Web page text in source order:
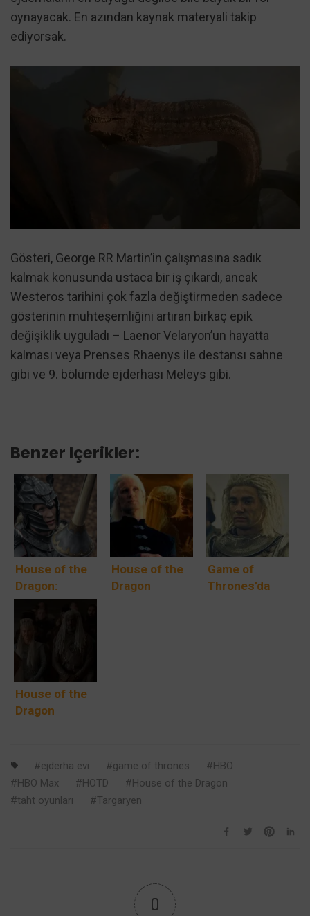
oynayacak. En azından kaynak materyali takip
ediyorsak.
Gösteri, George RR Martin’in çalışmasına sadık
kalmak konusunda ustaca bir iş çıkardı, ancak
Westeros tarihini çok fazla değiştirmeden sadece
gösterinin muhteşemliğini artıran birkaç epik
değişiklik uyguladı – Laenor Velaryon’un hayatta
kalması veya Prenses Rhaenys ile destansı sahne
gibi ve 9. bölümde ejderhası Meleys gibi.
Benzer Içerikler:
House of the
Dragon:
Daemon,
Viserys
Kehanetini
Neden
House of the
Dragon
Game of
Thrones’da
House of the
Dragon
Targaryen
Hanesi ile
Nasıl İlişkili?
ejderha evi game of thrones
HBO
HBO Max
HOTD
House of the Dragon
taht oyunları
Targaryen
0